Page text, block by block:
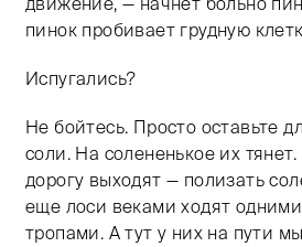
пинок пробивает грудную
Испугались?
Не бойтесь. Просто оставьте
соли. На солененькое их
дорогу выходят — полизать
еще лоси веками ходят
тропами. А тут у них на пути